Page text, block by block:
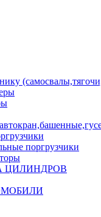
поргрузчики
ЦИЛИНДРОВ